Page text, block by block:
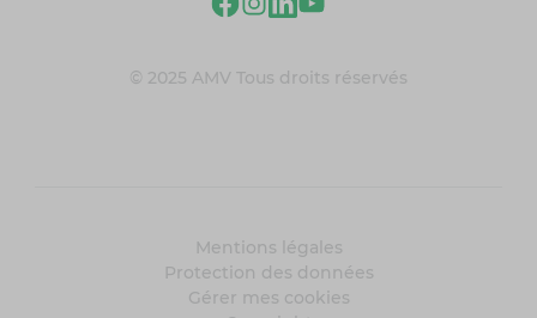
© 2025 AMV Tous droits réservés
Mentions légales
Protection des données
Gérer mes cookies